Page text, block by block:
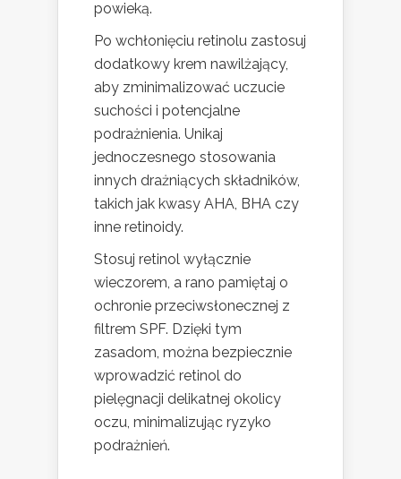
powieką.
Po wchłonięciu retinolu zastosuj
dodatkowy krem nawilżający,
aby zminimalizować uczucie
suchości i potencjalne
podrażnienia. Unikaj
jednoczesnego stosowania
innych drażniących składników,
takich jak kwasy AHA, BHA czy
inne retinoidy.
Stosuj retinol wyłącznie
wieczorem, a rano pamiętaj o
ochronie przeciwsłonecznej z
filtrem SPF. Dzięki tym
zasadom, można bezpiecznie
wprowadzić retinol do
pielęgnacji delikatnej okolicy
oczu, minimalizując ryzyko
podrażnień.